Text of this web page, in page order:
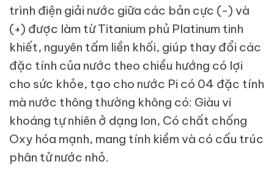
trình điện giải nước giữa các bản cực (-) và
(+) được làm từ Titanium phủ Platinum tinh
khiết, nguyên tấm liền khối, giúp thay đổi các
đặc tính của nước theo chiều hướng có lợi
cho sức khỏe, tạo cho nước Pi có 04 đặc tính
mà nước thông thường không có: Giàu vi
khoáng tự nhiên ở dạng Ion, Có chất chống
Oxy hóa mạnh, mang tính kiềm và có cấu trúc
phân tử nước nhỏ.